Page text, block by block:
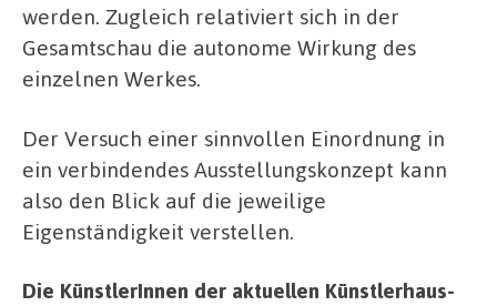
werden. Zugleich relativiert sich in der
Gesamtschau die autonome Wirkung des
einzelnen Werkes.
Der Versuch einer sinnvollen Einordnung in
ein verbindendes Ausstellungskonzept kann
also den Blick auf die jeweilige
Eigenständigkeit verstellen.
Die KünstlerInnen der aktuellen Künstlerhaus-